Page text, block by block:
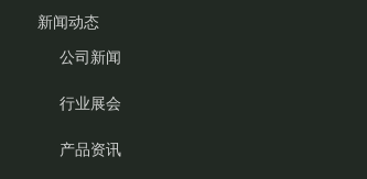
新闻动态
公司新闻
行业展会
产品资讯